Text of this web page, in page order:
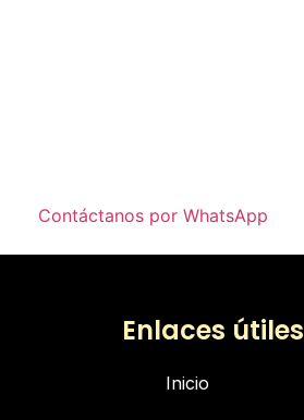
Contáctanos por WhatsApp
Enlaces útiles
Inicio